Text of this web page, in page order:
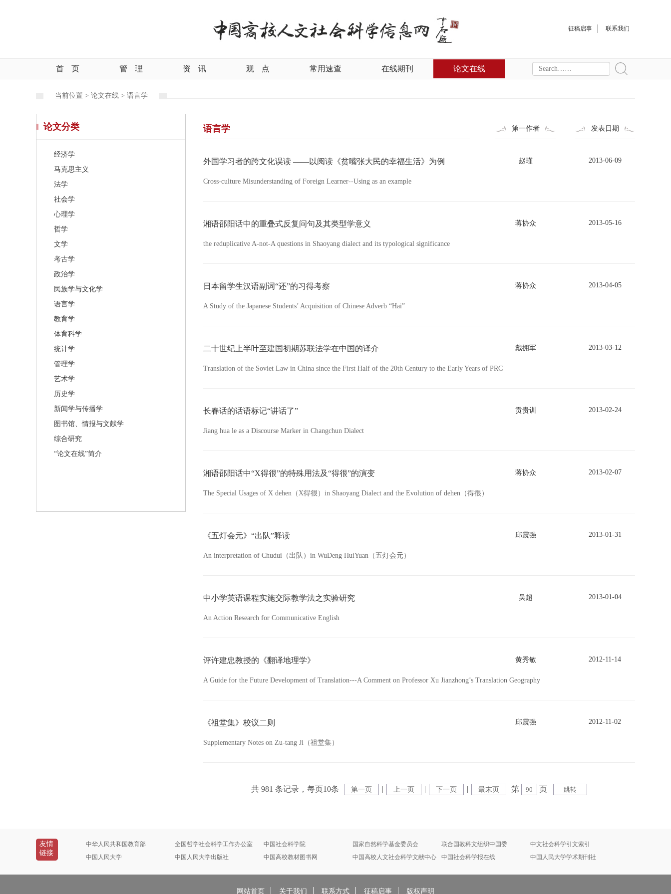
征稿启事 联系我们
首 页 管 理 资 讯 观 点 常用速查 在线期刊 论文在线
当前位置 > 论文在线 > 语言学
论文分类
经济学
马克思主义
法学
社会学
心理学
哲学
文学
考古学
政治学
民族学与文化学
语言学
教育学
体育科学
统计学
管理学
艺术学
历史学
新闻学与传播学
图书馆、情报与文献学
综合研究
“论文在线”简介
语言学 发表日期
第一作者
外国学习者的跨文化误读 ——以阅读《贫嘴张大民的幸福生活》为例 2013-06-09
赵瑾
Cross-culture Misunderstanding of Foreign Learner--Using as an example
湘语邵阳话中的重叠式反复问句及其类型学意义 2013-05-16
蒋协众
the reduplicative A-not-A questions in Shaoyang dialect and its typological significance
日本留学生汉语副词“还”的习得考察 2013-04-05
蒋协众
A Study of the Japanese Students’ Acquisition of Chinese Adverb “Hai”
二十世纪上半叶至建国初期苏联法学在中国的译介 2013-03-12
戴拥军
Translation of the Soviet Law in China since the First Half of the 20th Century to the Early Years of PRC
长春话的话语标记“讲话了” 2013-02-24
贡贵训
Jiang hua le as a Discourse Marker in Changchun Dialect
湘语邵阳话中“X得很”的特殊用法及“得很”的演变 2013-02-07
蒋协众
The Special Usages of X dehen（X得很）in Shaoyang Dialect and the Evolution of dehen（得很）
《五灯会元》“出队”释读 2013-01-31
邱震强
An interpretation of Chudui（出队）in WuDeng HuiYuan（五灯会元）
中小学英语课程实施交际教学法之实验研究 2013-01-04
吴超
An Action Research for Communicative English
评许建忠教授的《翻译地理学》 2012-11-14
黄秀敏
A Guide for the Future Development of Translation---A Comment on Professor Xu Jianzhong’s Translation Geography
《祖堂集》校议二则 2012-11-02
邱震强
Supplementary Notes on Zu-tang Ji（祖堂集）
共 981 条记录，每页10条 第一页 | 上一页 | 下一页 | 最末页 第 页
友情
链接
中华人民共和国教育部 全国哲学社会科学工作办公室 中国社会科学院 国家自然科学基金委员会 联合国教科文组织中国委
中文社会科学引文索引
中国人民大学
中国人民大学出版社 中国高校教材图书网 中国高校人文社会科学文献中心 中国社会科学报在线 中国人民大学学术期刊社
网站首页 关于我们 联系方式 征稿启事 版权声明